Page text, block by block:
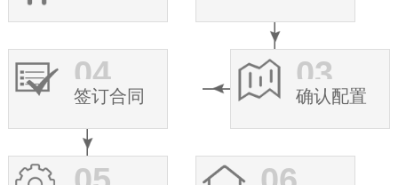
03
确认配置
04
签订合同